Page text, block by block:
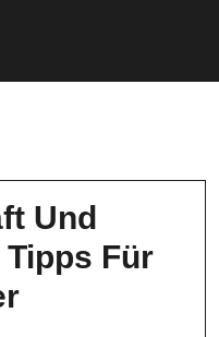
Und
Für